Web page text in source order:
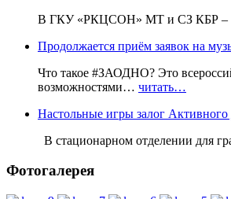
В ГКУ «РКЦСОН» МТ и СЗ КБР –
Продолжается приём заявок на
Что такое #ЗАОДНО? Это
возможностями… читать…
Настольные игры залог Активного
В стационарном отделении для
Фотогалерея